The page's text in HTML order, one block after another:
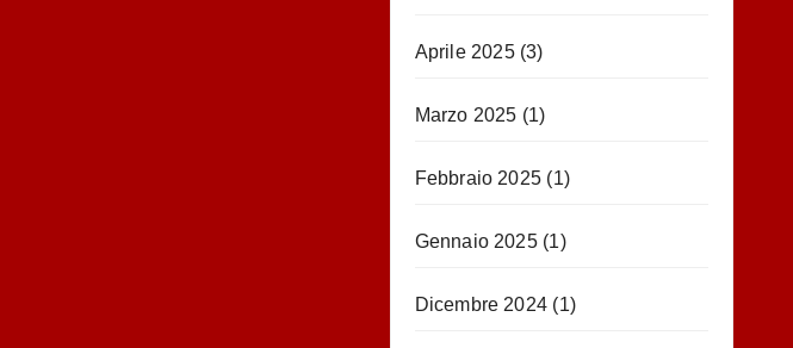
Aprile 2025(3)
Marzo 2025 (1)
Febbraio 2025 (1)
Gennaio 2025(1)
Dicembre 2024 (1)